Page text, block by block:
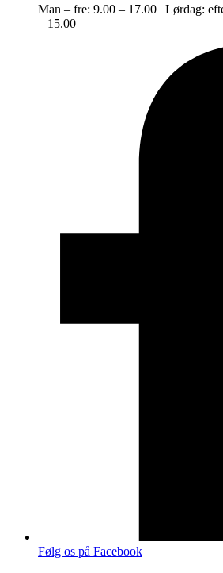
Man – fre: 9.00 – 17.00 | Lørdag:
– 15.00
Følg os på Facebook